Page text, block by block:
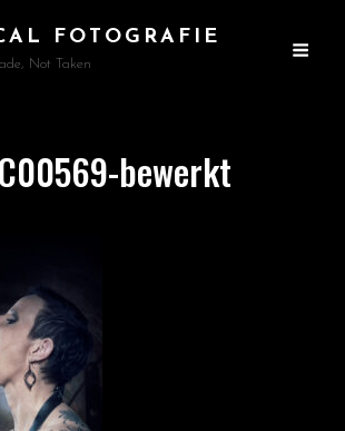
FOTOGRAFIE
Not Taken
bewerkt